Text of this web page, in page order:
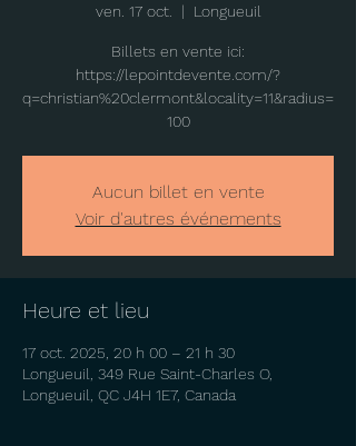
ven. 17 oct.
  |
Longueuil
Billets en vente ici:
https://lepointdevente.com/?
q=christian%20clermont&locality=11&radius=
100
Aucun billet en vente
Voir d'autres événements
Heure et lieu
17 oct. 2025, 20 h 00 – 21 h 30
Longueuil, 349 Rue Saint-Charles O,
Longueuil, QC J4H 1E7, Canada